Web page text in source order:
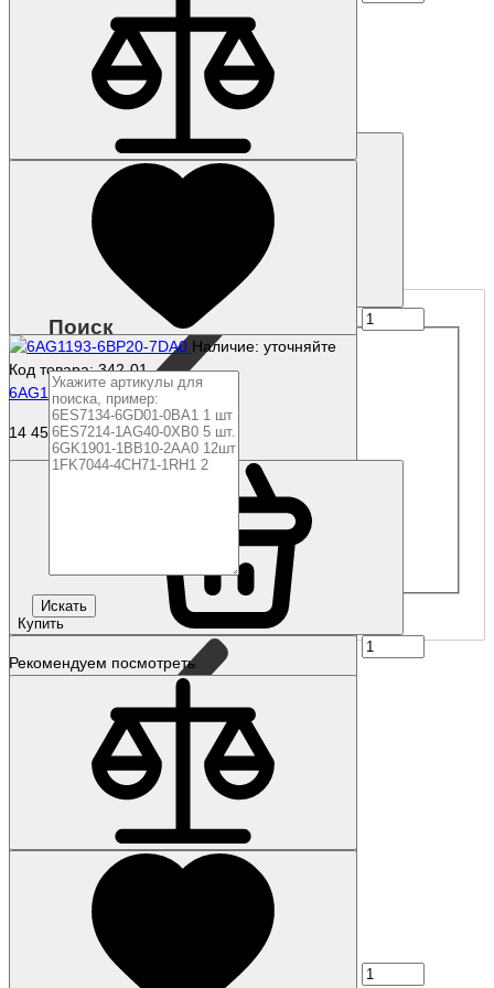
Наличие: уточняйте
Код товара: 339-01
6AG1193-6BP20-7BA0
Наличие: уточняйте
Код товара: 342-01
6AG1193-6BP20-7DA0
14 454 р.
Купить
Поиск
Рекомендуем посмотреть